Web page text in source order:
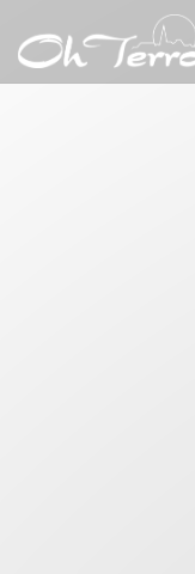
Personalización de sus